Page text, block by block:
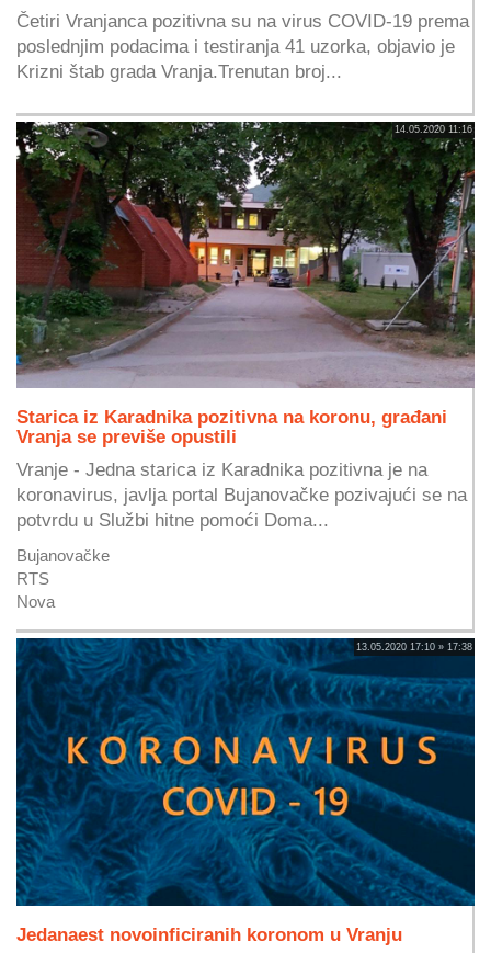
Četiri Vranjanca pozitivna su na virus COVID-19 prema
poslednjim podacima i testiranja 41 uzorka, objavio je
Krizni štab grada Vranja.Trenutan broj...
14.05.2020 11:16
Starica iz Karadnika pozitivna na koronu, građani
Vranja se previše opustili
Vranje - Jedna starica iz Karadnika pozitivna je na
koronavirus, javlja portal Bujanovačke pozivajući se na
potvrdu u Službi hitne pomoći Doma...
Bujanovačke
RTS
Nova
13.05.2020 17:10 » 17:38
Jedanaest novoinficiranih koronom u Vranju